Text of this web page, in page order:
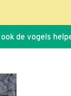
vogels helpen: